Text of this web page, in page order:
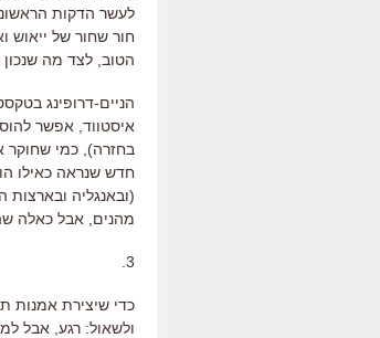
לעשר הדקות
חור שחור של
הטוב, לצד מה
הניים-דרופינג
איסטווד, אפשר
בחזרה), כמי
חדש שנראה כאילו
(ובאנגליה
מהנים, אבל כאלה
3.
כדי שיצירת אמנות
ולשאול: רגע, אבל